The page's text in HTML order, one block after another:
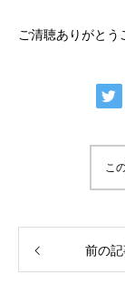
ご清聴ありがとう
こ
前の